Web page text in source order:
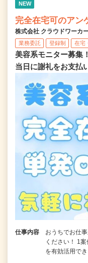
NEW
完全在宅可のアン
株式会社 クラウドワーカ
業務委託 登録制 在宅
美容系モニター募集
当日に謝礼をお支払
仕事内容
おうちでお仕
ください！ 1
を有効活用で